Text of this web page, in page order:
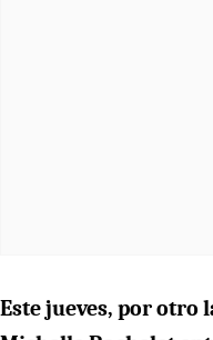
Este jueves, por otro